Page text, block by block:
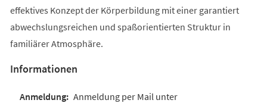
effektives Konzept der Körperbildung mit einer garantiert
abwechslungsreichen und spaßorientierten Struktur in
familiärer Atmosphäre.
Informationen
Anmeldung per Mail unter